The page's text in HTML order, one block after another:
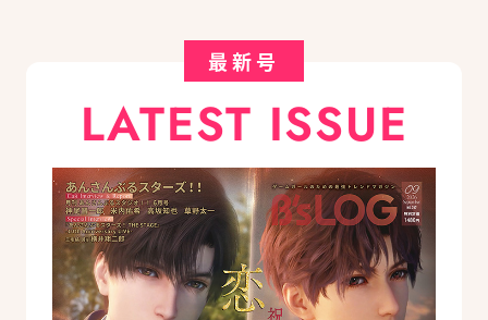
最新号
LATEST ISSUE